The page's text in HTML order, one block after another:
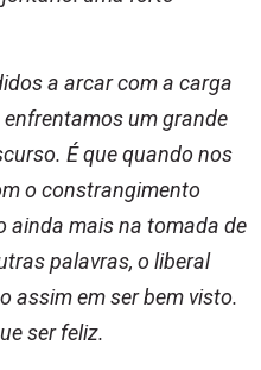
a arcar com a carga
um grande
É que quando nos
o constrangimento
ainda mais na tomada de
palavras, o liberal
assim em ser bem visto.
ser feliz.